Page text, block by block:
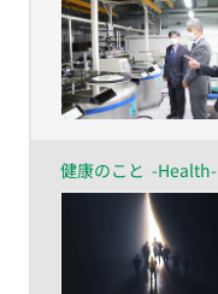
健康のこと -Health-